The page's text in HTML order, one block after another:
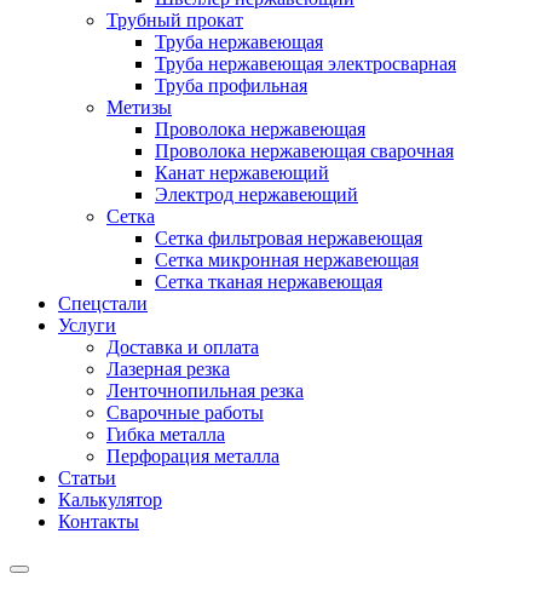
Трубный прокат
Труба нержавеющая
Труба нержавеющая электросварная
Труба профильная
Метизы
Проволока нержавеющая
Проволока нержавеющая сварочная
Канат нержавеющий
Электрод нержавеющий
Сетка
Сетка фильтровая нержавеющая
Сетка микронная нержавеющая
Сетка тканая нержавеющая
Спецстали
Услуги
Доставка и оплата
Лазерная резка
Ленточнопильная резка
Сварочные работы
Гибка металла
Перфорация металла
Статьи
Калькулятор
Контакты